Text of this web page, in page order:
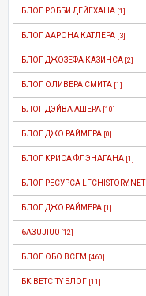
БЛОГ РОББИ ДЕЙГХАНА [1]
БЛОГ ААРОНА КАТЛЕРА [3]
БЛОГ ДЖОЗЕФА КАЗИНСА [2]
БЛОГ ОЛИВЕРА СМИТА [1]
БЛОГ ДЭЙВА АШЕРА [10]
БЛОГ ДЖО РАЙМЕРА [0]
БЛОГ КРИСА ФЛЭНАГАНА [1]
БЛОГ РЕСУРСА LFCHISTORY.NET
БЛОГ ДЖО РАЙМЕРА [1]
6A3UJIU0 [12]
БЛОГ ОБО ВСЕМ [460]
БК BETCITY БЛОГ [11]